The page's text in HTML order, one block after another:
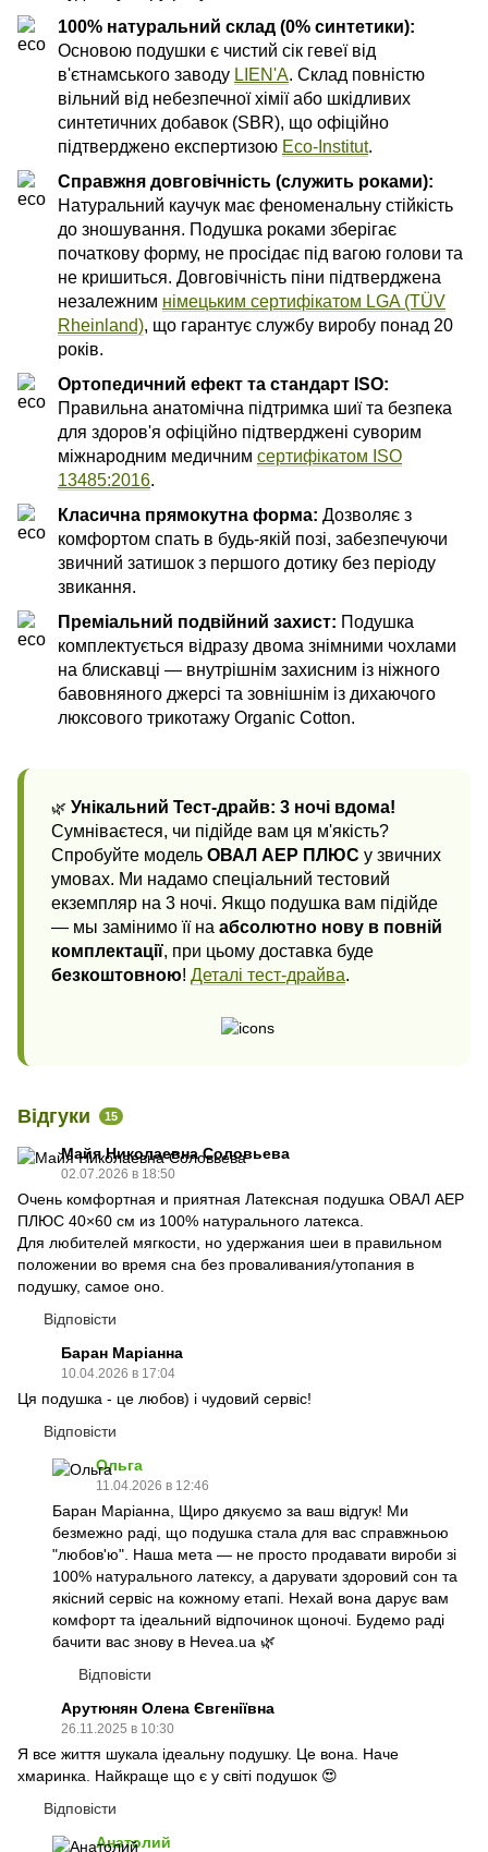
100% натуральний склад (0% синтетики):
Основою подушки є чистий сік гевеї від
в'єтнамського заводу LIEN'A. Склад повністю
вільний від небезпечної хімії або шкідливих
синтетичних добавок (SBR), що офіційно
підтверджено експертизою Eco-Institut.
Справжня довговічність (служить роками):
Натуральний каучук має феноменальну стійкість
до зношування. Подушка роками зберігає
початкову форму, не просідає під вагою голови та
не кришиться. Довговічність піни підтверджена
незалежним німецьким сертифікатом LGA (TÜV
Rheinland), що гарантує службу виробу понад 20
років.
Ортопедичний ефект та стандарт ISO:
Правильна анатомічна підтримка шиї та безпека
для здоров'я офіційно підтверджені суворим
міжнародним медичним сертифікатом ISO
13485:2016.
Класична прямокутна форма: Дозволяє з
комфортом спать в будь-якій позі, забезпечуючи
звичний затишок з першого дотику без періоду
звикання.
Преміальний подвійний захист: Подушка
комплектується відразу двома знімними чохлами
на блискавці — внутрішнім захисним із ніжного
бавовняного джерсі та зовнішнім із дихаючого
люксового трикотажу Organic Cotton.
🌿 Унікальний Тест-драйв: 3 ночі вдома!
Сумніваєтеся, чи підійде вам ця м'якість?
Спробуйте модель ОВАЛ АЕР ПЛЮС у звичних
умовах. Ми надамо спеціальний тестовий
екземпляр на 3 ночі. Якщо подушка вам підійде
— мы замінимо її на абсолютно нову в повній
комплектації, при цьому доставка буде
безкоштовною! Деталі тест-драйва.
Відгуки 15
Майя Николаевна Соловьева
02.07.2026 в 18:50
Очень комфортная и приятная Латексная подушка ОВАЛ АЕР
ПЛЮС 40×60 см из 100% натурального латекса.
Для любителей мягкости, но удержания шеи в правильном
положении во время сна без проваливания/утопания в
подушку, самое оно.
Відповісти
Баран Маріанна
10.04.2026 в 17:04
Ця подушка - це любов) і чудовий сервіс!
Відповісти
Ольга
11.04.2026 в 12:46
Баран Маріанна, Щиро дякуємо за ваш відгук! Ми
безмежно раді, що подушка стала для вас справжньою
"любов'ю". Наша мета — не просто продавати вироби зі
100% натурального латексу, а дарувати здоровий сон та
якісний сервіс на кожному етапі. Нехай вона дарує вам
комфорт та ідеальний відпочинок щоночі. Будемо раді
бачити вас знову в Hevea.ua 🌿
Відповісти
Арутюнян Олена Євгеніївна
26.11.2025 в 10:30
Я все життя шукала ідеальну подушку. Це вона. Наче
хмаринка. Найкраще що є у світі подушок 😍
Відповісти
Анатолий